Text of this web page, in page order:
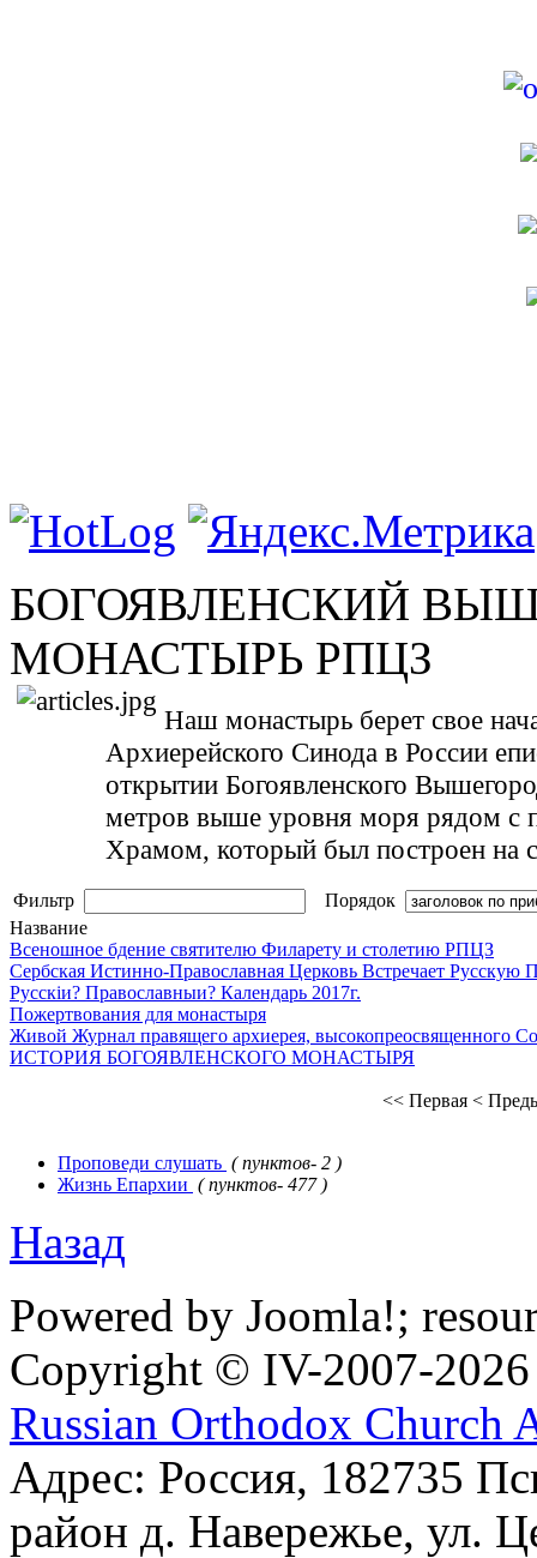
БOГОЯВЛЕНСКИЙ
МОНАСТЫРЬ РПЦЗ
Наш монастырь берет свое
Архиерейского Синода в России
открытии Богоявленского
метров выше уровня моря рядом с
Храмом, который был построен на
Фильтр
Порядок
Название
Всеношное бдение святителю Филарету и столетию РПЦЗ
Сербская Истинно-Православная Церковь Встречает Русскую
Русскіи? Православныи? Календарь 2017г.
Пожертвования для монастыря
Живой Журнал правящего архиерея, высокопреосвященного
ИСТОРИЯ БОГОЯВЛЕНСКОГО МОНАСТЫРЯ
<< Первая <
Проповеди слушать ( пунктов- 2 )
Жизнь Епархии ( пунктов- 477 )
Назад
Powered by Joomla!;
Copyright © IV-2007-2026
Russian Orthodox Church
Адрес: Россия, 182735
район д. Навережье, ул.